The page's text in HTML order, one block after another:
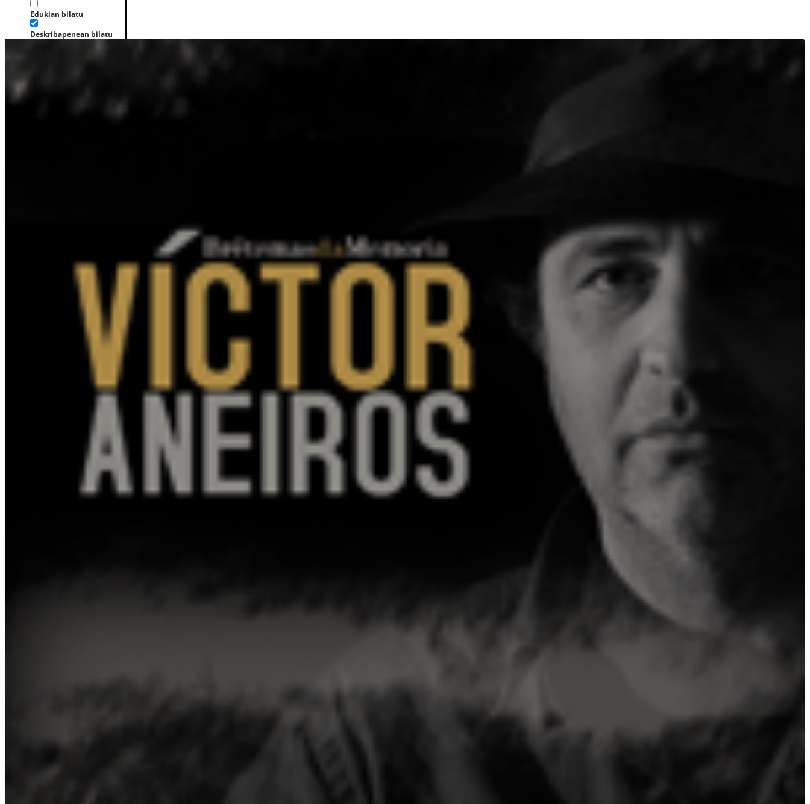
Edukian bilatu
Deskribapenean bilatu